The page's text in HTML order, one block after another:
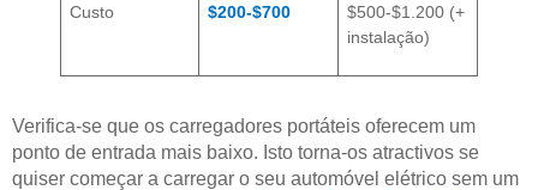
Custo $200-$700
$500-$1.200 (+
instalação)
Verifica-se que os carregadores portáteis oferecem um
ponto de entrada mais baixo. Isto torna-os atractivos se
quiser começar a carregar o seu automóvel elétrico sem um